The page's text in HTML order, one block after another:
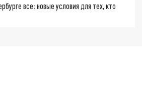
все: новые условия для тех, кто